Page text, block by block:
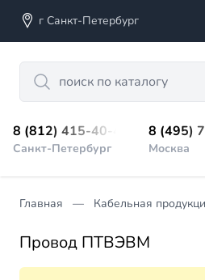
г Санкт-Петербург
Search
8 (812) 415-40-45
Санкт-Петербург
8 (495)
Москва
Главная Кабельная
Провод ПТВЭВМ